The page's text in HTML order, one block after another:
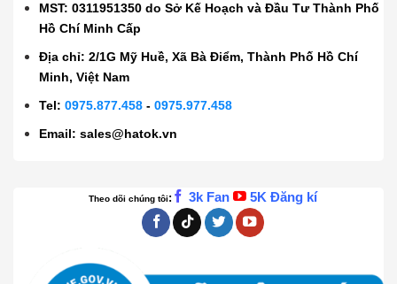
MST: 0311951350 do Sở Kế Hoạch và Đầu Tư Thành Phố
Hồ Chí Minh Cấp
Địa chỉ: 2/1G Mỹ Huề, Xã Bà Điểm, Thành Phố Hồ Chí
Minh, Việt Nam
Tel:0975.877.458 -0975.977.458
Email:sales@hatok.vn
Theo dõi chúng tôi: 3k Fan 5K Đăng kí